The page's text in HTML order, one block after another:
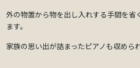
外の物置から物を出し入れする手間を省
ます。
家族の思い出が詰まったピアノも収めら